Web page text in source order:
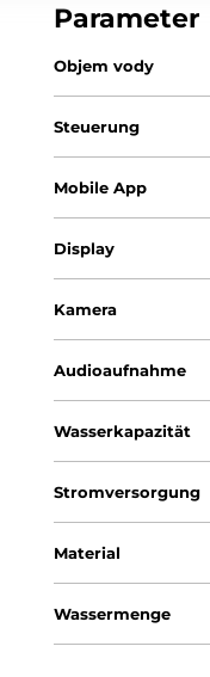
Parameter
Objem vody
Steuerung
Mobile App
Display
Kamera
Audioaufnahme
Wasserkapazität
Stromversorgung
Material
Wassermenge